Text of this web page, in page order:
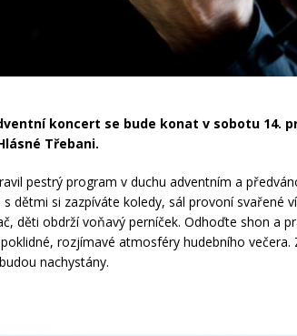
koncert se bude konat v sobotu 14.
Třebani.
pestrý program v duchu adventním a
s dětmi si zazpíváte koledy, sál provoní svařené
děti obdrží voňavý perníček. Odhoďte shon a
rozjímavé atmosféry hudebního večera.
nachystány.